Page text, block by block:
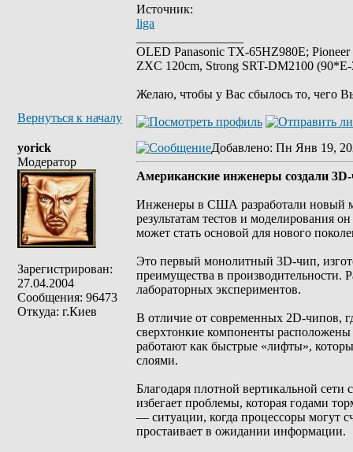
Источник:
liga
OLED Panasonic TX-65HZ980E;
ZXC 120cm, Strong SRT-DM2100
Желаю, чтобы у Вас сбылось то, чего
Вернуться к началу
yorick
Модератор
Зарегистрирован:
27.04.2004
Сообщения: 96473
Откуда: г.Киев
Добавлено: Пн Янв 19,
Американские инженеры создали
Инженеры в США разработали новый
результатам тестов и моделирования
может стать основой для нового
Это первый монолитный 3D-чип,
преимущества в производительности.
лабораторных экспериментов.
В отличие от современных 2D-чипов,
сверхтонкие компоненты
работают как быстрые «лифты»,
слоями.
Благодаря плотной вертикальной
избегает проблемы, которая годами
— ситуации, когда процессоры могут
простаивает в ожидании информации.